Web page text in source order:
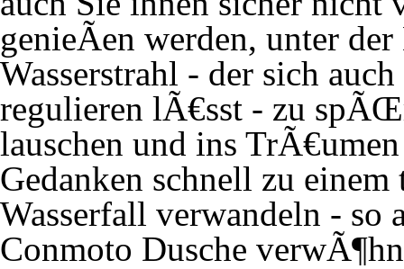
genieÃen werden, unter
Wasserstrahl - der sich
regulieren lÃ€sst - zu
lauschen und ins
Gedanken schnell zu
Wasserfall verwandeln - so
Conmoto Dusche